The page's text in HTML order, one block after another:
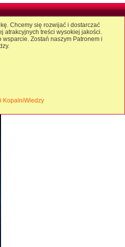
Chcemy się rozwijać i dostarczać
atrakcyjnych treści wysokiej jakości.
Zostań naszym Patronem i
KopalniWiedzy